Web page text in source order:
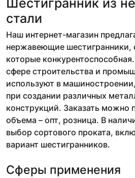
Шестигранник из
стали
Наш интернет-магазин
нержавеющие шестигранники,
которые
сфере строительства и
используют в
при создании различных
конструкций. Заказать можно
объема – опт, розница. В
выбор сортового проката,
вариант шестигранников.
Сферы применения